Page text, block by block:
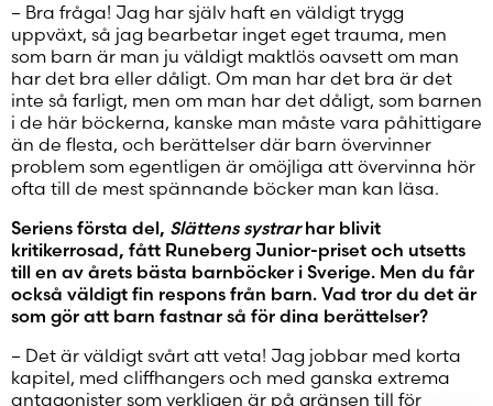
– Bra fråga! Jag har själv haft en väldigt trygg
uppväxt, så jag bearbetar inget eget trauma, men
som barn är man ju väldigt maktlös oavsett om man
har det bra eller dåligt. Om man har det bra är det
inte så farligt, men om man har det dåligt, som barnen
i de här böckerna, kanske man måste vara påhittigare
än de flesta, och berättelser där barn övervinner
problem som egentligen är omöjliga att övervinna hör
ofta till de mest spännande böcker man kan läsa.
Seriens första del, Slättens systrarhar blivit
kritikerrosad, fått Runeberg Junior-priset och utsetts
till en av årets bästa barnböcker i Sverige. Men du får
också väldigt fin respons från barn. Vad tror du det är
som gör att barn fastnar så för dina berättelser?
– Det är väldigt svårt att veta! Jag jobbar med korta
kapitel, med cliffhangers och med ganska extrema
antagonister som verkligen är på gränsen till för